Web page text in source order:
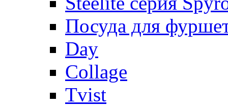
Посуда для
Day
Collage
Tvist